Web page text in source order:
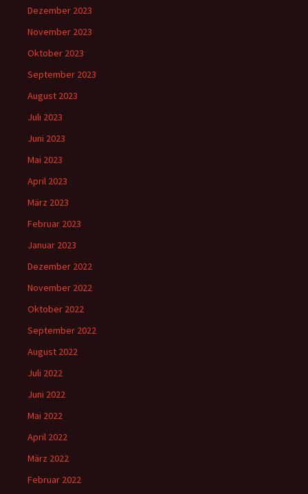
Dezember 2023
November 2023
Oktober 2023
September 2023
August 2023
Juli 2023
Juni 2023
Mai 2023
April 2023
März 2023
Februar 2023
Januar 2023
Dezember 2022
November 2022
Oktober 2022
September 2022
August 2022
Juli 2022
Juni 2022
Mai 2022
April 2022
März 2022
Februar 2022